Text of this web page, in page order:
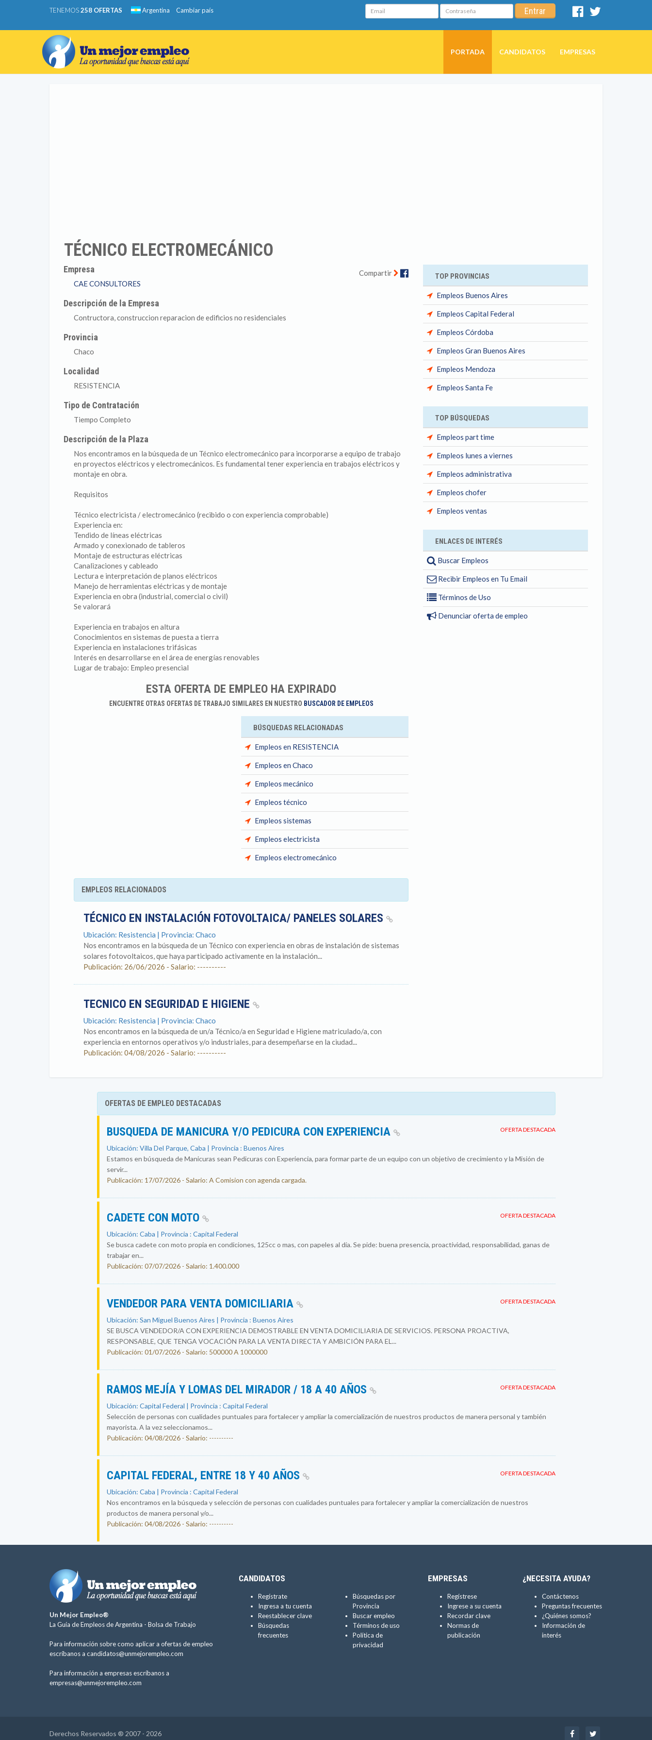
TENEMOS258 OFERTAS Argentina Cambiar país Email Contraseña Entrar
Facebook
PORTADA CANDIDATOS EMPRESAS
TÉCNICO ELECTROMECÁNICO
Compartir Facebook
Empresa
CAE CONSULTORES
Descripción de la Empresa
Contructora, construccion reparacion de edificios no residenciales
Provincia
Chaco
Localidad
RESISTENCIA
Tipo de Contratación
Tiempo Completo
Descripción de la Plaza
Nos encontramos en la búsqueda de un Técnico electromecánico para incorporarse a equipo de trabajo
en proyectos eléctricos y electromecánicos. Es fundamental tener experiencia en trabajos eléctricos y
montaje en obra.
Requisitos
Técnico electricista / electromecánico (recibido o con experiencia comprobable)
Experiencia en:
Tendido de líneas eléctricas
Armado y conexionado de tableros
Montaje de estructuras eléctricas
Canalizaciones y cableado
Lectura e interpretación de planos eléctricos
Manejo de herramientas eléctricas y de montaje
Experiencia en obra (industrial, comercial o civil)
Se valorará
Experiencia en trabajos en altura
Conocimientos en sistemas de puesta a tierra
Experiencia en instalaciones trifásicas
Interés en desarrollarse en el área de energías renovables
Lugar de trabajo: Empleo presencial
ESTA OFERTA DE EMPLEO HA EXPIRADO
ENCUENTRE OTRAS OFERTAS DE TRABAJO SIMILARES EN NUESTRO BUSCADOR DE EMPLEOS
BÚSQUEDAS RELACIONADAS
Empleos en RESISTENCIA
Empleos en Chaco
Empleos mecánico
Empleos técnico
Empleos sistemas
Empleos electricista
Empleos electromecánico
EMPLEOS RELACIONADOS
TÉCNICO EN INSTALACIÓN FOTOVOLTAICA/ PANELES SOLARES
Ubicación: Resistencia | Provincia: Chaco
Nos encontramos en la búsqueda de un Técnico con experiencia en obras de instalación de sistemas
solares fotovoltaicos, que haya participado activamente en la instalación...
Publicación: 26/06/2026 - Salario: ----------
TECNICO EN SEGURIDAD E HIGIENE
Ubicación: Resistencia | Provincia: Chaco
Nos encontramos en la búsqueda de un/a Técnico/a en Seguridad e Higiene matriculado/a, con
experiencia en entornos operativos y/o industriales, para desempeñarse en la ciudad...
Publicación: 04/08/2026 - Salario: ----------
TOP PROVINCIAS
Empleos Buenos Aires
Empleos Capital Federal
Empleos Córdoba
Empleos Gran Buenos Aires
Empleos Mendoza
Empleos Santa Fe
TOP BÚSQUEDAS
Empleos part time
Empleos lunes a viernes
Empleos administrativa
Empleos chofer
Empleos ventas
ENLACES DE INTERÉS
Buscar Empleos
Recibir Empleos en Tu Email
Términos de Uso
Denunciar oferta de empleo
OFERTAS DE EMPLEO DESTACADAS
OFERTA DESTACADA
BUSQUEDA DE MANICURA Y/O PEDICURA CON EXPERIENCIA
Ubicación: Villa Del Parque, Caba | Provincia : Buenos Aires
Estamos en búsqueda de Manicuras sean Pedicuras con Experiencia, para formar parte de un equipo con un objetivo de crecimiento y la Misión de
servir...
Publicación: 17/07/2026 - Salario: A Comision con agenda cargada.
OFERTA DESTACADA
CADETE CON MOTO
Ubicación: Caba | Provincia : Capital Federal
Se busca cadete con moto propia en condiciones, 125cc o mas, con papeles al día. Se pide: buena presencia, proactividad, responsabilidad, ganas de
trabajar en...
Publicación: 07/07/2026 - Salario: 1.400.000
OFERTA DESTACADA
VENDEDOR PARA VENTA DOMICILIARIA
Ubicación: San Miguel Buenos Aires | Provincia : Buenos Aires
SE BUSCA VENDEDOR/A CON EXPERIENCIA DEMOSTRABLE EN VENTA DOMICILIARIA DE SERVICIOS. PERSONA PROACTIVA,
RESPONSABLE, QUE TENGA VOCACIÓN PARA LA VENTA DIRECTA Y AMBICIÓN PARA EL...
Publicación: 01/07/2026 - Salario: 500000 A 1000000
OFERTA DESTACADA
RAMOS MEJÍA Y LOMAS DEL MIRADOR / 18 A 40 AÑOS
Ubicación: Capital Federal | Provincia : Capital Federal
Selección de personas con cualidades puntuales para fortalecer y ampliar la comercialización de nuestros productos de manera personal y también
mayorista. A la vez seleccionamos...
Publicación: 04/08/2026 - Salario: ----------
OFERTA DESTACADA
CAPITAL FEDERAL, ENTRE 18 Y 40 AÑOS
Ubicación: Caba | Provincia : Capital Federal
Nos encontramos en la búsqueda y selección de personas con cualidades puntuales para fortalecer y ampliar la comercialización de nuestros
productos de manera personal y/o...
Publicación: 04/08/2026 - Salario: ----------
Un Mejor Empleo®
La Guía de Empleos de Argentina - Bolsa de Trabajo
Para información sobre como aplicar a ofertas de empleo
escríbanos a candidatos@unmejorempleo.com
Para información a empresas escríbanos a
empresas@unmejorempleo.com
CANDIDATOS
Regístrate
Ingresa a tu cuenta
Reestablecer clave
Búsquedas
frecuentes
Búsquedas por
Provincia
Buscar empleo
Términos de uso
Política de
privacidad
EMPRESAS
Regístrese
Ingrese a su cuenta
Recordar clave
Normas de
publicación
¿NECESITA AYUDA?
Contáctenos
Preguntas frecuentes
¿Quiénes somos?
Información de
interés
Derechos Reservados ® 2007 - 2026 FacebookTwitter